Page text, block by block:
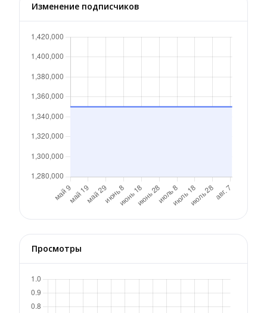
Изменение подписчиков
Просмотры